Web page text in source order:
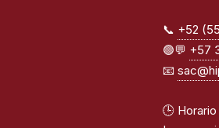
📞 +52
🟢💬 +57
📧
🕒